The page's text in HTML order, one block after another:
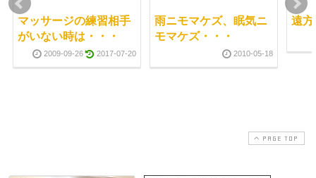
マッサージの練習相手
がいない時は・・・
2009-09-26 2017-07-20
雨ニモマケズ、眠気ニ
モマケズ・・・
2010-05-18
遠
PAGE TOP